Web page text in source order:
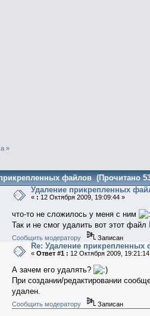
»
файлов (Прочитано
Удаление прикрепленных
« : 12 Октября 2009, 19:09:44 »
что-то не сложилось у меня с ним
Так и не смог удалить вот этот файл
Сообщить модератору Записан
Re: Удаление прикрепленных
«Ответ #1 : 12 Октября 2009,
А зачем его удалять?
При создании/редактировании
удален.
Сообщить модератору Записан